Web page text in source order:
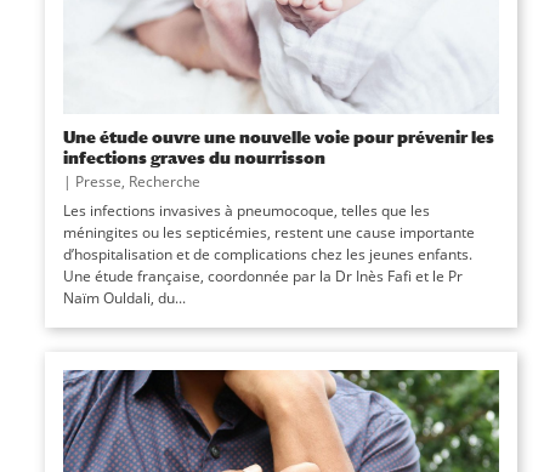
Une étude ouvre une nouvelle voie pour prévenir les
infections graves du nourrisson
| Presse, Recherche
Les infections invasives à pneumocoque, telles que les
méningites ou les septicémies, restent une cause importante
d’hospitalisation et de complications chez les jeunes enfants.
Une étude française, coordonnée par la Dr Inès Fafi et le Pr
Naïm Ouldali, du...